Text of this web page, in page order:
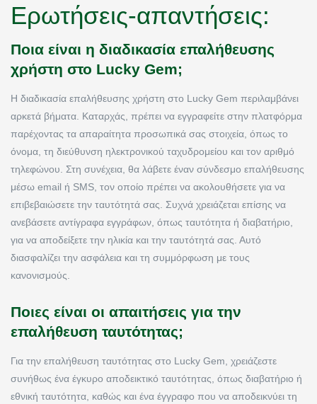
Ερωτήσεις-απαντήσεις:
Ποια είναι η διαδικασία επαλήθευσης
χρήστη στο Lucky Gem;
Η διαδικασία επαλήθευσης χρήστη στο Lucky Gem περιλαμβάνει
αρκετά βήματα. Καταρχάς, πρέπει να εγγραφείτε στην πλατφόρμα
παρέχοντας τα απαραίτητα προσωπικά σας στοιχεία, όπως το
όνομα, τη διεύθυνση ηλεκτρονικού ταχυδρομείου και τον αριθμό
τηλεφώνου. Στη συνέχεια, θα λάβετε έναν σύνδεσμο επαλήθευσης
μέσω email ή SMS, τον οποίο πρέπει να ακολουθήσετε για να
επιβεβαιώσετε την ταυτότητά σας. Συχνά χρειάζεται επίσης να
ανεβάσετε αντίγραφα εγγράφων, όπως ταυτότητα ή διαβατήριο,
για να αποδείξετε την ηλικία και την ταυτότητά σας. Αυτό
διασφαλίζει την ασφάλεια και τη συμμόρφωση με τους
κανονισμούς.
Ποιες είναι οι απαιτήσεις για την
επαλήθευση ταυτότητας;
Για την επαλήθευση ταυτότητας στο Lucky Gem, χρειάζεστε
συνήθως ένα έγκυρο αποδεικτικό ταυτότητας, όπως διαβατήριο ή
εθνική ταυτότητα, καθώς και ένα έγγραφο που να αποδεικνύει τη